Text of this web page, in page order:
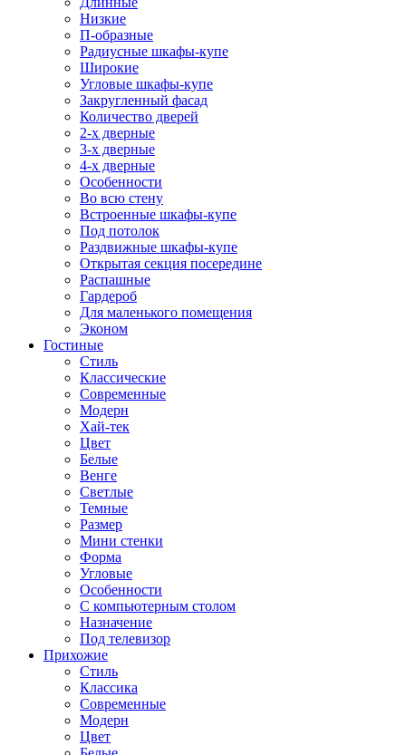
Низкие
П-образные
Радиусные шкафы-купе
Широкие
Угловые шкафы-купе
Закругленный фасад
Количество дверей
2-х дверные
3-х дверные
4-х дверные
Особенности
Во всю стену
Встроенные шкафы-купе
Под потолок
Раздвижные шкафы-купе
Открытая секция посередине
Распашные
Гардероб
Для маленького помещения
Эконом
Гостиные
Стиль
Классические
Современные
Модерн
Хай-тек
Цвет
Белые
Венге
Светлые
Темные
Размер
Мини стенки
Форма
Угловые
Особенности
С компьютерным столом
Назначение
Под телевизор
Прихожие
Стиль
Классика
Современные
Модерн
Цвет